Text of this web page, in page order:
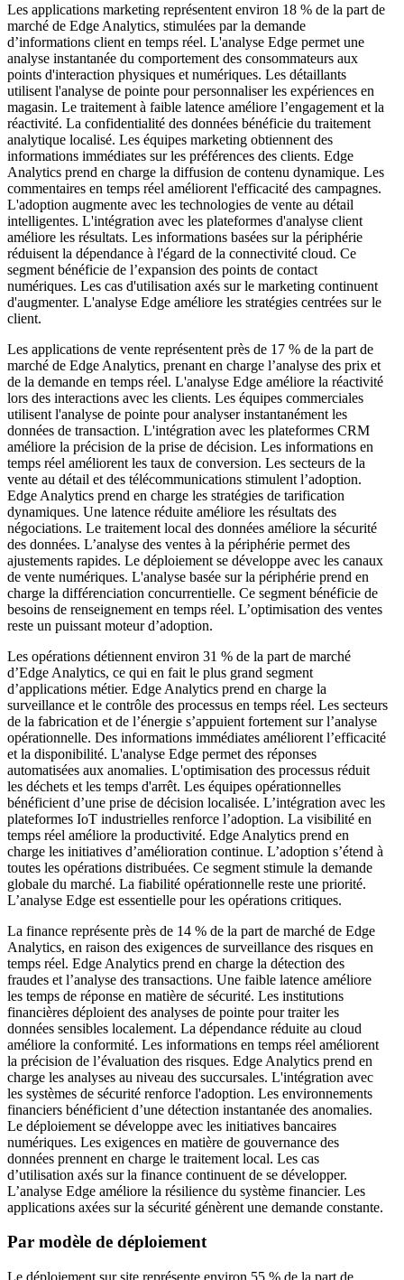
Les applications marketing représentent environ 18 % de la part de
marché de Edge Analytics, stimulées par la demande
d’informations client en temps réel. L'analyse Edge permet une
analyse instantanée du comportement des consommateurs aux
points d'interaction physiques et numériques. Les détaillants
utilisent l'analyse de pointe pour personnaliser les expériences en
magasin. Le traitement à faible latence améliore l’engagement et la
réactivité. La confidentialité des données bénéficie du traitement
analytique localisé. Les équipes marketing obtiennent des
informations immédiates sur les préférences des clients. Edge
Analytics prend en charge la diffusion de contenu dynamique. Les
commentaires en temps réel améliorent l'efficacité des campagnes.
L'adoption augmente avec les technologies de vente au détail
intelligentes. L'intégration avec les plateformes d'analyse client
améliore les résultats. Les informations basées sur la périphérie
réduisent la dépendance à l'égard de la connectivité cloud. Ce
segment bénéficie de l’expansion des points de contact
numériques. Les cas d'utilisation axés sur le marketing continuent
d'augmenter. L'analyse Edge améliore les stratégies centrées sur le
client.
Les applications de vente représentent près de 17 % de la part de
marché de Edge Analytics, prenant en charge l’analyse des prix et
de la demande en temps réel. L'analyse Edge améliore la réactivité
lors des interactions avec les clients. Les équipes commerciales
utilisent l'analyse de pointe pour analyser instantanément les
données de transaction. L'intégration avec les plateformes CRM
améliore la précision de la prise de décision. Les informations en
temps réel améliorent les taux de conversion. Les secteurs de la
vente au détail et des télécommunications stimulent l’adoption.
Edge Analytics prend en charge les stratégies de tarification
dynamiques. Une latence réduite améliore les résultats des
négociations. Le traitement local des données améliore la sécurité
des données. L’analyse des ventes à la périphérie permet des
ajustements rapides. Le déploiement se développe avec les canaux
de vente numériques. L'analyse basée sur la périphérie prend en
charge la différenciation concurrentielle. Ce segment bénéficie de
besoins de renseignement en temps réel. L’optimisation des ventes
reste un puissant moteur d’adoption.
Les opérations détiennent environ 31 % de la part de marché
d’Edge Analytics, ce qui en fait le plus grand segment
d’applications métier. Edge Analytics prend en charge la
surveillance et le contrôle des processus en temps réel. Les secteurs
de la fabrication et de l’énergie s’appuient fortement sur l’analyse
opérationnelle. Des informations immédiates améliorent l’efficacité
et la disponibilité. L'analyse Edge permet des réponses
automatisées aux anomalies. L'optimisation des processus réduit
les déchets et les temps d'arrêt. Les équipes opérationnelles
bénéficient d’une prise de décision localisée. L’intégration avec les
plateformes IoT industrielles renforce l’adoption. La visibilité en
temps réel améliore la productivité. Edge Analytics prend en
charge les initiatives d’amélioration continue. L’adoption s’étend à
toutes les opérations distribuées. Ce segment stimule la demande
globale du marché. La fiabilité opérationnelle reste une priorité.
L’analyse Edge est essentielle pour les opérations critiques.
La finance représente près de 14 % de la part de marché de Edge
Analytics, en raison des exigences de surveillance des risques en
temps réel. Edge Analytics prend en charge la détection des
fraudes et l’analyse des transactions. Une faible latence améliore
les temps de réponse en matière de sécurité. Les institutions
financières déploient des analyses de pointe pour traiter les
données sensibles localement. La dépendance réduite au cloud
améliore la conformité. Les informations en temps réel améliorent
la précision de l’évaluation des risques. Edge Analytics prend en
charge les analyses au niveau des succursales. L'intégration avec
les systèmes de sécurité renforce l'adoption. Les environnements
financiers bénéficient d’une détection instantanée des anomalies.
Le déploiement se développe avec les initiatives bancaires
numériques. Les exigences en matière de gouvernance des
données prennent en charge le traitement local. Les cas
d’utilisation axés sur la finance continuent de se développer.
L’analyse Edge améliore la résilience du système financier. Les
applications axées sur la sécurité génèrent une demande constante.
Par modèle de déploiement
Le déploiement sur site représente environ 55 % de la part de